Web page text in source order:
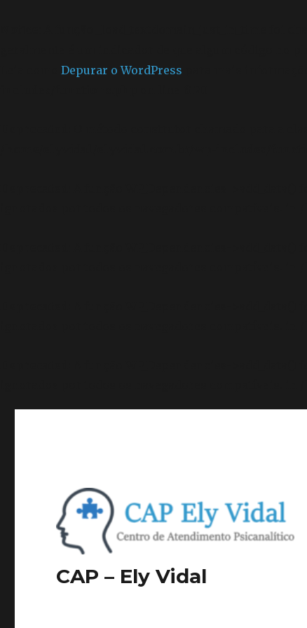
Depurar o WordPress
CAP – Ely Vidal